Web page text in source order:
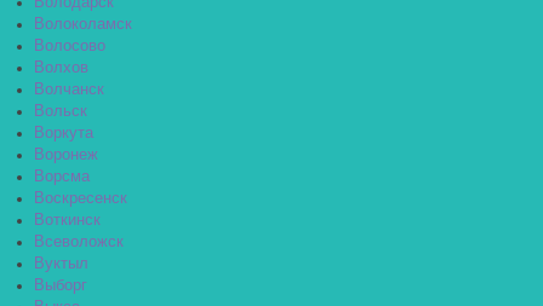
Волоколамск
Волосово
Волхов
Волчанск
Вольск
Воркута
Воронеж
Ворсма
Воскресенск
Воткинск
Всеволожск
Вуктыл
Выборг